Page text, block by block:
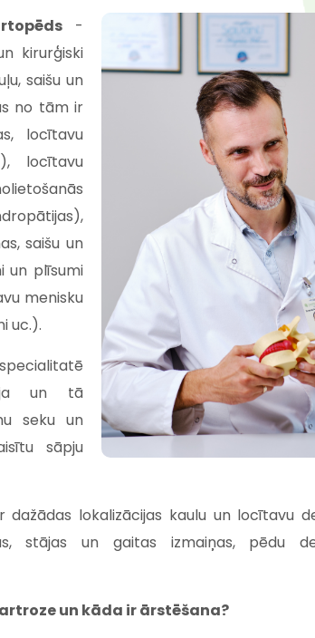
-
kirurģiski
saišu un
no tām ir
locītavu
locītavu
saišu un
un plīsumi
menisku
uc.).
un tā
seku un
sāpju
dažādas lokalizācijas kaulu un locītavu
stājas un gaitas izmaiņas, pēdu
un kāda ir ārstēšana?